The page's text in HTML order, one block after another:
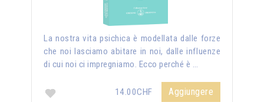
La nostra vita psichica è modellata dalle forze
che noi lasciamo abitare in noi, dalle influenze
di cui noi ci impregniamo. Ecco perché è …
14.00CHF Aggiungere